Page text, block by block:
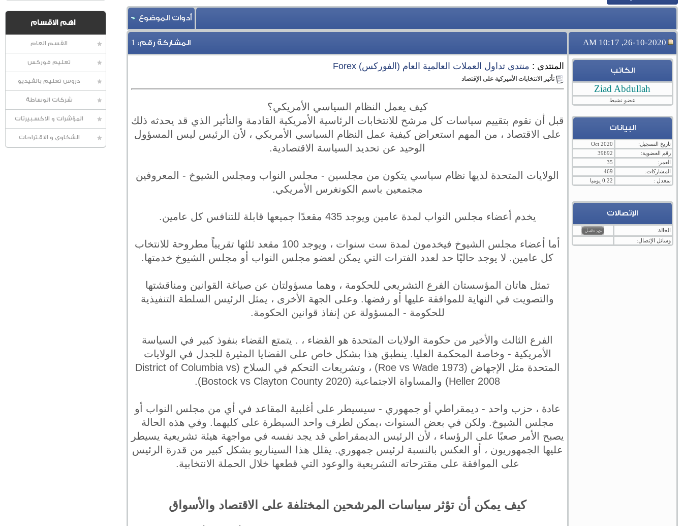
اهم الاقسام
القسم العام
تعليم فوركس
دروس تعليم بالفيديو
شركات الوساطة
المؤشرات و الاكسبيرتات
الشكاوى و الاقتراحات
أدوات الموضوع
26-10-2020, 10:17 AM المشاركة رقم: 1
الكاتب
Ziad Abdullah
عضو نشيط
البيانات
تاريخ التسجيل:
Oct 2020
رقم العضوية:
39692
العمر:
35
المشاركات:
469
بمعدل :
0.22 يوميا
الإتصالات
الحالة:
وسائل الإتصال:
المنتدى : منتدى تداول العملات العالمية العام (الفوركس) Forex
تأثير الانتخابات الأميركية على الإقتصاد
كيف يعمل النظام السياسي الأمريكي؟
قبل أن نقوم بتقييم سياسات كل مرشح للانتخابات الرئاسية الأمريكية القادمة والتأثير الذي قد يحدثه ذلك
على الاقتصاد ، من المهم استعراض كيفية عمل النظام السياسي الأمريكي ، لأن الرئيس ليس المسؤول
الوحيد عن تحديد السياسة الاقتصادية.
الولايات المتحدة لديها نظام سياسي يتكون من مجلسين - مجلس النواب ومجلس الشيوخ - المعروفين
مجتمعين باسم الكونغرس الأمريكي.
يخدم أعضاء مجلس النواب لمدة عامين ويوجد 435 مقعدًا جميعها قابلة للتنافس كل عامين.
أما أعضاء مجلس الشيوخ فيخدمون لمدة ست سنوات ، ويوجد 100 مقعد ثلثها تقريباً مطروحة للانتخاب
كل عامين. لا يوجد حاليًا حد لعدد الفترات التي يمكن لعضو مجلس النواب أو مجلس الشيوخ خدمتها.
تمثل هاتان المؤسستان الفرع التشريعي للحكومة ، وهما مسؤولتان عن صياغة القوانين ومناقشتها
والتصويت في النهاية للموافقة عليها أو رفضها. وعلى الجهة الأخرى ، يمثل الرئيس السلطة التنفيذية
للحكومة - المسؤولة عن إنفاذ قوانين الحكومة.
الفرع الثالث والأخير من حكومة الولايات المتحدة هو القضاء ، . يتمتع القضاء بنفوذ كبير في السياسة
الأمريكية - وخاصة المحكمة العليا. ينطبق هذا بشكل خاص على القضايا المثيرة للجدل في الولايات
المتحدة مثل الإجهاض (Roe vs Wade 1973) ، وتشريعات التحكم في السلاح (District of Columbia vs
Heller 2008) والمساواة الاجتماعية (Bostock vs Clayton County 2020).
عادة ، حزب واحد - ديمقراطي أو جمهوري - سيسيطر على أغلبية المقاعد في أي من مجلس النواب أو
مجلس الشيوخ. ولكن في بعض السنوات ،يمكن لطرف واحد السيطرة على كليهما. وفي هذه الحالة
يصبح الأمر صعبًا على الرؤساء ، لأن الرئيس الديمقراطي قد يجد نفسه في مواجهة هيئة تشريعية يسيطر
عليها الجمهوريون ، أو العكس بالنسبة لرئيس جمهوري. يقلل هذا السيناريو بشكل كبير من قدرة الرئيس
على الموافقة على مقترحاته التشريعية والوعود التي قطعها خلال الحملة الانتخابية.
كيف يمكن أن تؤثر سياسات المرشحين المختلفة على الاقتصاد والأسواق